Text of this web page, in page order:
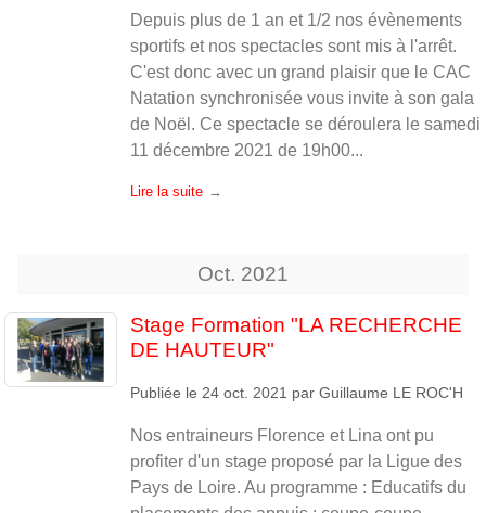
Depuis plus de 1 an et 1/2 nos évènements
sportifs et nos spectacles sont mis à l'arrêt.
C'est donc avec un grand plaisir que le CAC
Natation synchronisée vous invite à son gala
de Noël. Ce spectacle se déroulera le samedi
11 décembre 2021 de 19h00...
Lire la suite
Oct. 2021
Stage Formation "LA RECHERCHE
DE HAUTEUR"
Publiée le 24 oct. 2021 par Guillaume LE ROC'H
Nos entraineurs Florence et Lina ont pu
profiter d'un stage proposé par la Ligue des
Pays de Loire. Au programme : Educatifs du